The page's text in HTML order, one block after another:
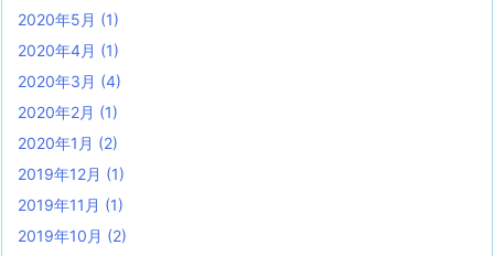
2020年5月 (1)
2020年4月 (1)
2020年3月 (4)
2020年2月 (1)
2020年1月 (2)
2019年12月 (1)
2019年11月 (1)
2019年10月 (2)